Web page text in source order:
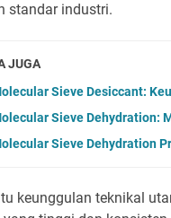
standar industri.
JUGA
Sieve Desiccant:
Sieve Dehydration:
Sieve Dehydration
keunggulan teknikal